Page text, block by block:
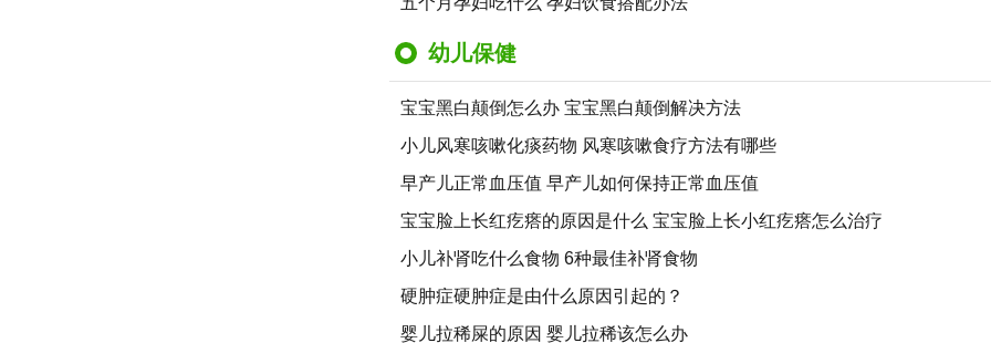
幼儿保健
宝宝黑白颠倒怎么办 宝宝黑白颠倒解决方法
小儿风寒咳嗽化痰药物 风寒咳嗽食疗方法有哪些
早产儿正常血压值 早产儿如何保持正常血压值
宝宝脸上长红疙瘩的原因是什么 宝宝脸上长小红疙瘩怎么治疗
小儿补肾吃什么食物 6种最佳补肾食物
硬肿症硬肿症是由什么原因引起的？
婴儿拉稀屎的原因 婴儿拉稀该怎么办